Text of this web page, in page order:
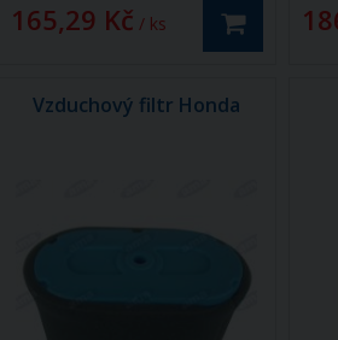
165,29 Kč / ks
Vzduchový filtr Honda